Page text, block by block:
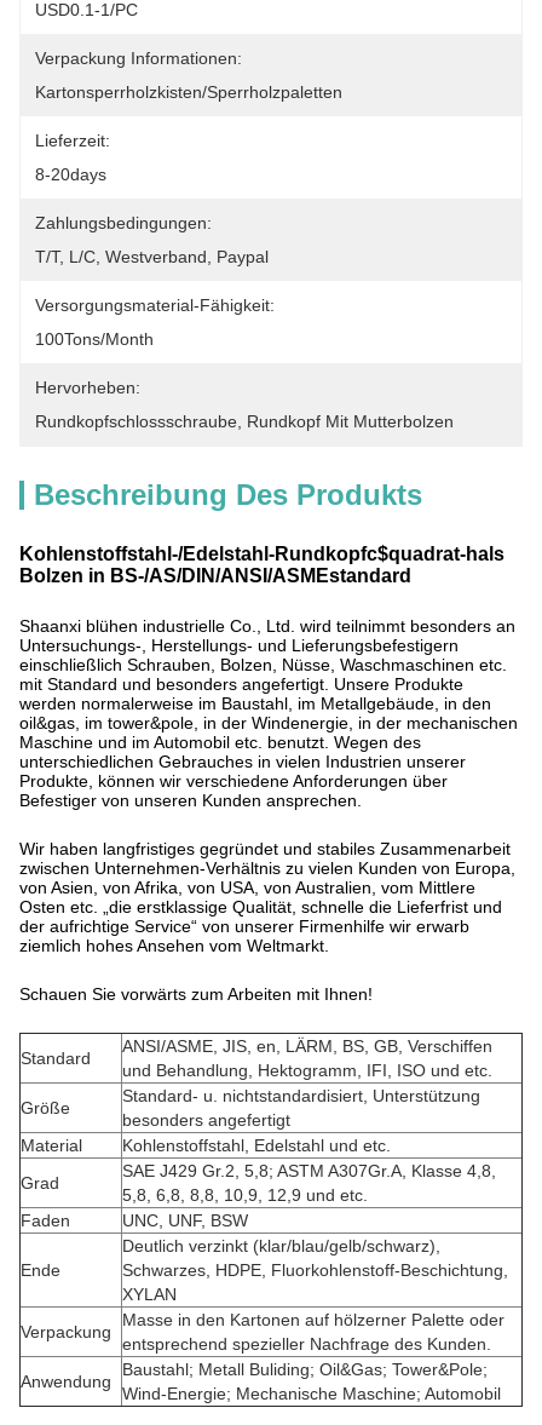
USD0.1-1/PC
Verpackung Informationen:
Kartonsperrholzkisten/Sperrholzpaletten
Lieferzeit:
8-20days
Zahlungsbedingungen:
T/T, L/C, Westverband, Paypal
Versorgungsmaterial-Fähigkeit:
100Tons/Month
Hervorheben:
Rundkopfschlossschraube Rundkopf Mit Mutterbolzen
Beschreibung Des Produkts
Kohlenstoffstahl-/Edelstahl-Rundkopfc$quadrat-hals
Bolzen in BS-/AS/DIN/ANSI/ASMEstandard
Shaanxi blühen industrielle Co., Ltd. wird teilnimmt besonders an
Untersuchungs-, Herstellungs- und Lieferungsbefestigern
einschließlich Schrauben, Bolzen, Nüsse, Waschmaschinen etc.
mit Standard und besonders angefertigt. Unsere Produkte
werden normalerweise im Baustahl, im Metallgebäude, in den
oil&gas, im tower&pole, in der Windenergie, in der mechanischen
Maschine und im Automobil etc. benutzt. Wegen des
unterschiedlichen Gebrauches in vielen Industrien unserer
Produkte, können wir verschiedene Anforderungen über
Befestiger von unseren Kunden ansprechen.
Wir haben langfristiges gegründet und stabiles Zusammenarbeit
zwischen Unternehmen-Verhältnis zu vielen Kunden von Europa,
von Asien, von Afrika, von USA, von Australien, vom Mittlere
Osten etc. „die erstklassige Qualität, schnelle die Lieferfrist und
der aufrichtige Service“ von unserer Firmenhilfe wir erwarb
ziemlich hohes Ansehen vom Weltmarkt.
Schauen Sie vorwärts zum Arbeiten mit Ihnen!
Standard
ANSI/ASME, JIS, en, LÄRM, BS, GB, Verschiffen
und Behandlung, Hektogramm, IFI, ISO und etc.
Größe
Standard- u. nichtstandardisiert, Unterstützung
besonders angefertigt
Material
Kohlenstoffstahl, Edelstahl und etc.
Grad
SAE J429 Gr.2, 5,8; ASTM A307Gr.A, Klasse 4,8,
5,8, 6,8, 8,8, 10,9, 12,9 und etc.
Faden
UNC, UNF, BSW
Ende
Deutlich verzinkt (klar/blau/gelb/schwarz),
Schwarzes, HDPE, Fluorkohlenstoff-Beschichtung,
XYLAN
Verpackung
Masse in den Kartonen auf hölzerner Palette oder
entsprechend spezieller Nachfrage des Kunden.
Anwendung
Baustahl; Metall Buliding; Oil&Gas; Tower&Pole;
Wind-Energie; Mechanische Maschine; Automobil